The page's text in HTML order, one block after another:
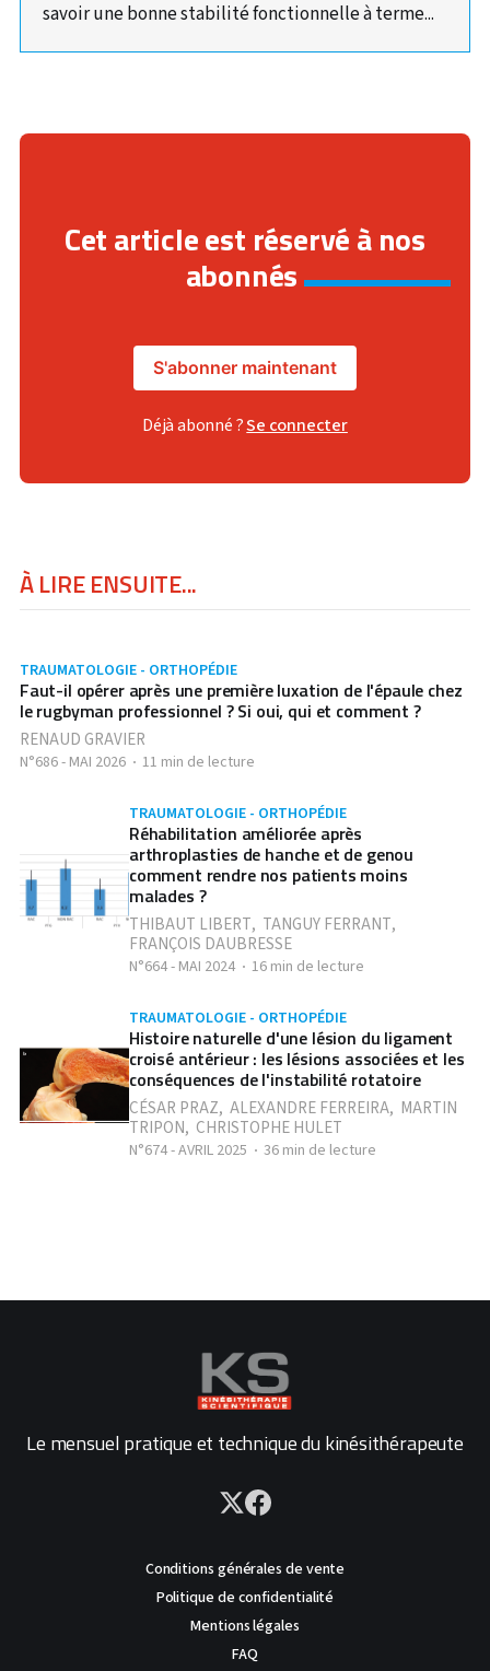
savoir une bonne stabilité fonctionnelle à terme...
Cet article est réservé à nos
abonnés
S'abonner maintenant
Déjà abonné ?Se connecter
À LIRE ENSUITE...
TRAUMATOLOGIE - ORTHOPÉDIE
Faut-il opérer après une première luxation de l'épaule chez
le rugbyman professionnel ? Si oui, qui et comment ?
RENAUD GRAVIER
N°686 - MAI 2026 11 min de lecture
TRAUMATOLOGIE - ORTHOPÉDIE
Réhabilitation améliorée après
arthroplasties de hanche et de genou
comment rendre nos patients moins
malades ?
THIBAUT LIBERT, TANGUY FERRANT,
FRANÇOIS DAUBRESSE
N°664 - MAI 2024 16 min de lecture
TRAUMATOLOGIE - ORTHOPÉDIE
Histoire naturelle d'une lésion du ligament
croisé antérieur : les lésions associées et les
conséquences de l'instabilité rotatoire
CÉSAR PRAZ, ALEXANDRE FERREIRA, MARTIN
TRIPON, CHRISTOPHE HULET
N°674 - AVRIL 2025 36 min de lecture
Le mensuel pratique et technique du kinésithérapeute
Conditions générales de vente
Politique de confidentialité
Mentions légales
FAQ